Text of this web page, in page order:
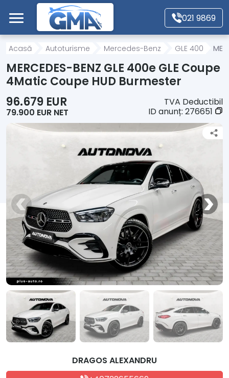
Mergi direct la conținutul principal
021 9869
Acasă
Autoturisme
Motociclete
Autoutilitare
Alte tipuri vehicule
Despre Noi
Contact
Acasă Autoturisme Mercedes-Benz GLE 400
MERCEDES-BENZ GLE 400e GLE Coupe
4Matic Coupe HUD Burmester
96.679 EUR
79.900 EUR NET
TVA Deductibil
ID anunț: 276651
DRAGOS ALEXANDRU